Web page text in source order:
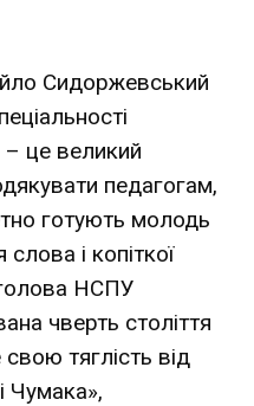
Сидоржевський
– це великий
педагогам,
готують молодь
і копіткої
НСПУ
чверть століття
тяглість від
Чумака»,